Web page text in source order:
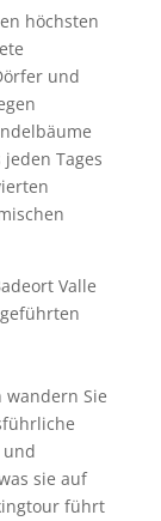
höchsten
und
Tages
Valle
Sie
und
sie auf
führt